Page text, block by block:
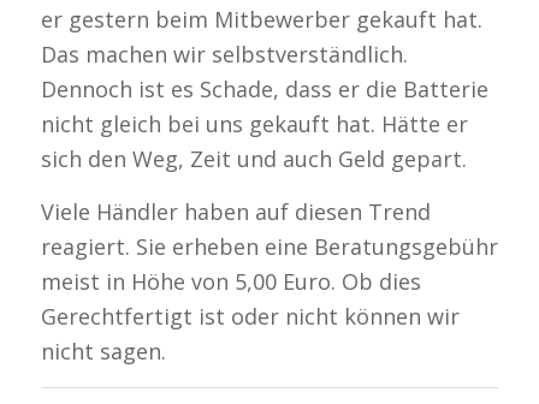
er gestern beim Mitbewerber gekauft hat.
Das machen wir selbstverständlich.
Dennoch ist es Schade, dass er die Batterie
nicht gleich bei uns gekauft hat. Hätte er
sich den Weg, Zeit und auch Geld gepart.
Viele Händler haben auf diesen Trend
reagiert. Sie erheben eine Beratungsgebühr
meist in Höhe von 5,00 Euro. Ob dies
Gerechtfertigt ist oder nicht können wir
nicht sagen.